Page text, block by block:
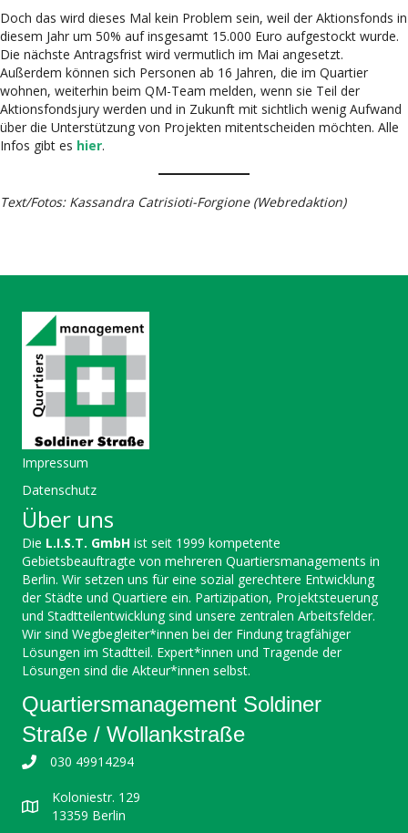
Doch das wird dieses Mal kein Problem sein, weil der Aktionsfonds in
diesem Jahr um 50% auf insgesamt 15.000 Euro aufgestockt wurde.
Die nächste Antragsfrist wird vermutlich im Mai angesetzt.
Außerdem können sich Personen ab 16 Jahren, die im Quartier
wohnen, weiterhin beim QM-Team melden, wenn sie Teil der
Aktionsfondsjury werden und in Zukunft mit sichtlich wenig Aufwand
über die Unterstützung von Projekten mitentscheiden möchten. Alle
Infos gibt es hier.
Text/Fotos: Kassandra Catrisioti-Forgione (Webredaktion)
Impressum
Datenschutz
Über uns
Die L.I.S.T. GmbH ist seit 1999 kompetente
Gebietsbeauftragte von mehreren Quartiersmanagements in
Berlin. Wir setzen uns für eine sozial gerechtere Entwicklung
der Städte und Quartiere ein. Partizipation, Projektsteuerung
und Stadtteilentwicklung sind unsere zentralen Arbeitsfelder.
Wir sind Wegbegleiter*innen bei der Findung tragfähiger
Lösungen im Stadtteil. Expert*innen und Tragende der
Lösungen sind die Akteur*innen selbst.
Quartiersmanagement Soldiner
Straße / Wollankstraße
030 49914294
Koloniestr. 129
13359 Berlin